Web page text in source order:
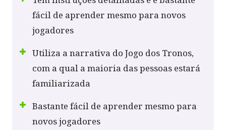
fácil de aprender mesmo para novos
jogadores
Utiliza a narrativa do Jogo dos Tronos,
com a qual a maioria das pessoas estará
familiarizada
Bastante fácil de aprender mesmo para
novos jogadores